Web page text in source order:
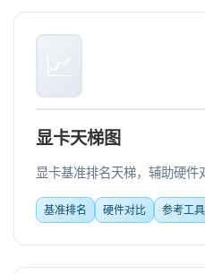
📈
显卡天梯图
显卡基准排名天梯，辅助硬件
基准排名 硬件对比 参考工具